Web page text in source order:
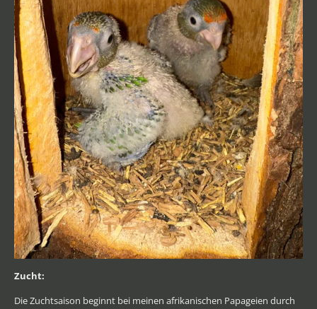
Zucht:
Die Zuchtsaison beginnt bei meinen afrikanischen Papageien durch